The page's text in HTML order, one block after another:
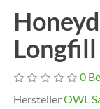
0
HerstellerOWL